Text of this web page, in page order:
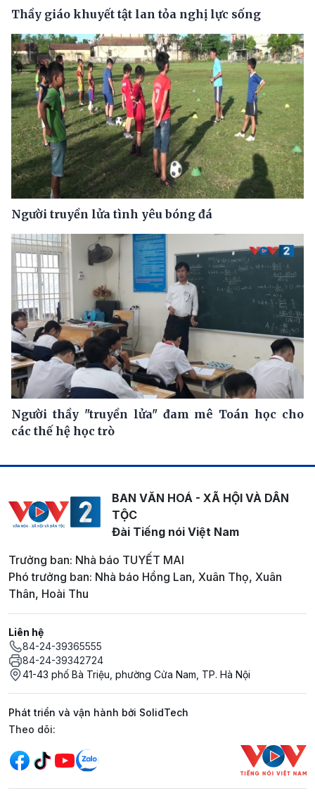
Thầy giáo khuyết tật lan tỏa nghị lực sống
Người truyền lửa tình yêu bóng đá
Người thầy "truyền lửa" đam mê Toán học cho
các thế hệ học trò
BAN VĂN HOÁ - XÃ HỘI VÀ DÂN
TỘC
Đài Tiếng nói Việt Nam
Trưởng ban: Nhà báo TUYẾT MAI
Phó trưởng ban: Nhà báo Hồng Lan, Xuân Thọ, Xuân
Thân, Hoài Thu
Liên hệ
84-24-39365555
84-24-39342724
41-43 phố Bà Triệu, phường Cửa Nam, TP. Hà Nội
Phát triển và vận hành bởi SolidTech
Mạng xã hội
Theo dõi: